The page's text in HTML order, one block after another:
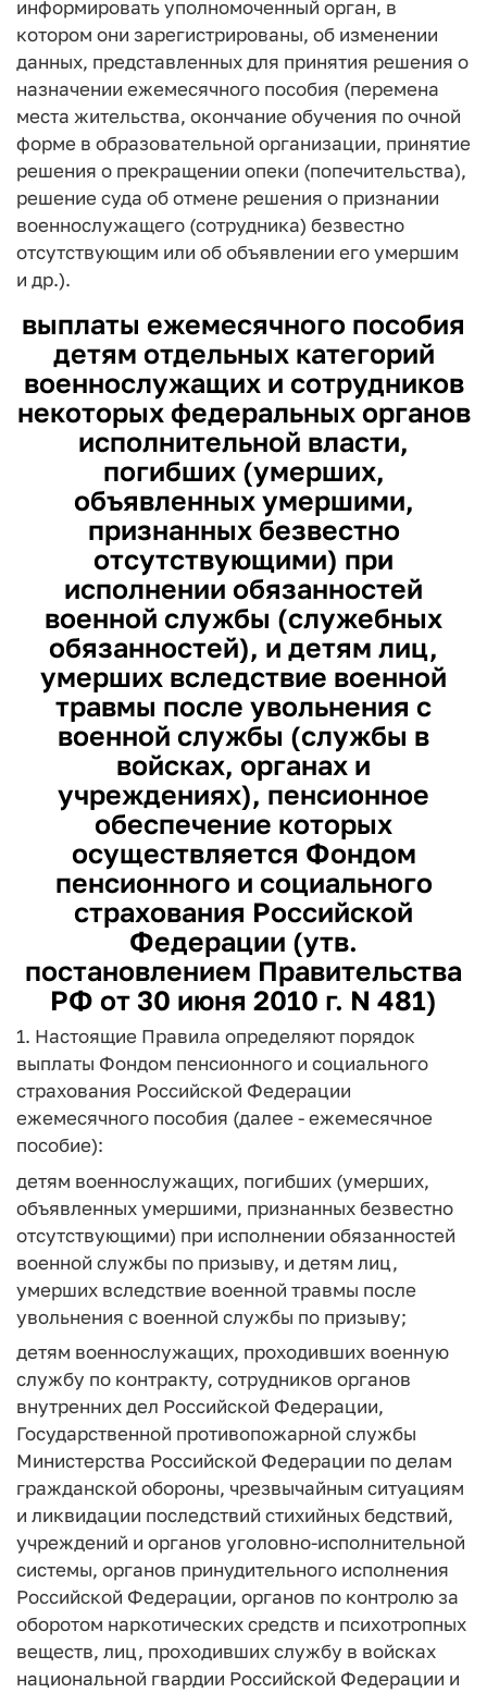
информировать уполномоченный орган, в
котором они зарегистрированы, об изменении
данных, представленных для принятия решения о
назначении ежемесячного пособия (перемена
места жительства, окончание обучения по очной
форме в образовательной организации, принятие
решения о прекращении опеки (попечительства),
решение суда об отмене решения о признании
военнослужащего (сотрудника) безвестно
отсутствующим или об объявлении его умершим
и др.).
выплаты ежемесячного пособия
детям отдельных категорий
военнослужащих и сотрудников
некоторых федеральных органов
исполнительной власти,
погибших (умерших,
объявленных умершими,
признанных безвестно
отсутствующими) при
исполнении обязанностей
военной службы (служебных
обязанностей), и детям лиц,
умерших вследствие военной
травмы после увольнения с
военной службы (службы в
войсках, органах и
учреждениях), пенсионное
обеспечение которых
осуществляется Фондом
пенсионного и социального
страхования Российской
Федерации (утв.
постановлением Правительства
РФ от 30 июня 2010 г. N 481)
1. Настоящие Правила определяют порядок
выплаты Фондом пенсионного и социального
страхования Российской Федерации
ежемесячного пособия (далее - ежемесячное
пособие):
детям военнослужащих, погибших (умерших,
объявленных умершими, признанных безвестно
отсутствующими) при исполнении обязанностей
военной службы по призыву, и детям лиц,
умерших вследствие военной травмы после
увольнения с военной службы по призыву;
детям военнослужащих, проходивших военную
службу по контракту, сотрудников органов
внутренних дел Российской Федерации,
Государственной противопожарной службы
Министерства Российской Федерации по делам
гражданской обороны, чрезвычайным ситуациям
и ликвидации последствий стихийных бедствий,
учреждений и органов уголовно-исполнительной
системы, органов принудительного исполнения
Российской Федерации, органов по контролю за
оборотом наркотических средств и психотропных
веществ, лиц, проходивших службу в войсках
национальной гвардии Российской Федерации и